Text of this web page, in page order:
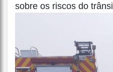
sobre os riscos do